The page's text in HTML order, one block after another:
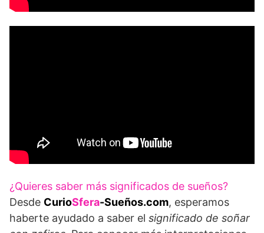
¿Quieres saber más significados de sueños?
Desde CurioSfera-Sueños.com, esperamos
haberte ayudado a saber el significado de soñar